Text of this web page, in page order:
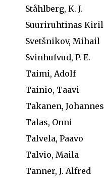
Ståhlberg, K. J.
Suuriruhtinas Kiril
Svetšnikov, Mihail
Svinhufvud, P. E.
Taimi, Adolf
Tainio, Taavi
Takanen, Johannes
Talas, Onni
Talvela, Paavo
Talvio, Maila
Tanner, J. Alfred